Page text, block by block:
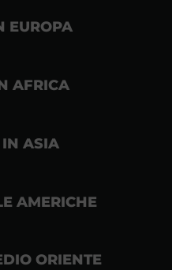
EUROPA
AFRICA
ASIA
AMERICHE
ORIENTE